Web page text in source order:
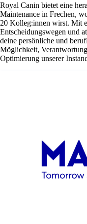
Royal Canin bietet eine
Maintenance in Frechen,
20 Kolleg:innen wirst. Mit
Entscheidungswegen und
deine persönliche und
Möglichkeit,
Optimierung unserer